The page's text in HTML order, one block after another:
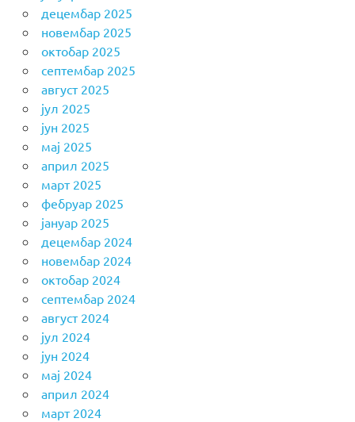
децембар 2025
новембар 2025
октобар 2025
септембар 2025
август 2025
јул 2025
јун 2025
мај 2025
април 2025
март 2025
фебруар 2025
јануар 2025
децембар 2024
новембар 2024
октобар 2024
септембар 2024
август 2024
јул 2024
јун 2024
мај 2024
април 2024
март 2024